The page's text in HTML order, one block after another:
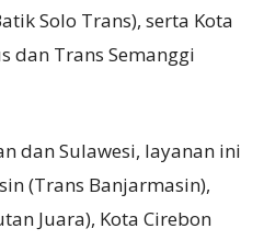
Solo Trans), serta Kota
dan Trans Semanggi
dan Sulawesi, layanan ini
(Trans Banjarmasin),
Juara), Kota Cirebon